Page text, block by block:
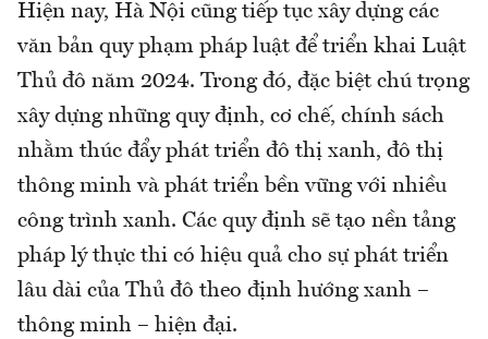
Hiện nay, Hà Nội cũng tiếp tục xây dựng các
văn bản quy phạm pháp luật để triển khai Luật
Thủ đô năm 2024. Trong đó, đặc biệt chú trọng
xây dựng những quy định, cơ chế, chính sách
nhằm thúc đẩy phát triển đô thị xanh, đô thị
thông minh và phát triển bền vững với nhiều
công trình xanh. Các quy định sẽ tạo nền tảng
pháp lý thực thi có hiệu quả cho sự phát triển
lâu dài của Thủ đô theo định hướng xanh –
thông minh – hiện đại.